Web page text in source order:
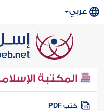
عربي
المكتبة